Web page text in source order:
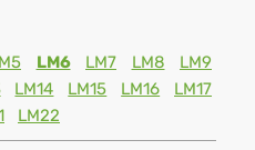
LM6 LM7 LM8
LM9
LM14 LM15 LM16
LM17
LM22